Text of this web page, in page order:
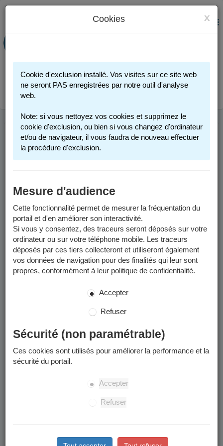
PORTAIL FAMILLE
Connexion
MENU
FACTURES ET
PAIEMENT
Factures
Depuis le 1er juin 2026, les factures sont envoyées par voie
postale par le Service de Gestion Comptable Grenoble-
Métropole et/ou déposées dans votre
Espace Finances
Publiques
Les factures que vous pouvez consulter sur le Portail Famille
sont uniquement celles émises jusqu'en mai 2026.
Paiement des factures
factures peuvent être réglées :
Pour les factures émises avant le 1er juin 2026 : en
ligne (par PAYFIP),
carte bancaire ou par prélèvement unitaire.
x
Cookies
Cookie d'exclusion installé. Vos visites sur ce site web
ne seront PAS enregistrées par notre outil d'analyse
web.
Note: si vous nettoyez vos cookies et supprimez le
cookie d'exclusion, ou bien si vous changez d'ordinateur
et/ou de navigateur, il vous faudra de nouveau effectuer
la procédure d'exclusion.
Mesure d'audience
Cette fonctionnalité permet de mesurer la fréquentation du
portail et d'en améliorer son interactivité.
Si vous y consentez, des traceurs seront déposés sur votre
ordinateur ou sur votre téléphone mobile. Les traceurs
déposés par ces tiers collecteront et utiliseront également
vos données de navigation pour des finalités qui leur sont
propres, conformément à leur politique de confidentialité.
Accepter
Refuser
Sécurité (non paramétrable)
Ces cookies sont utilisés pour améliorer la performance et la
sécurité du portail.
Accepter
Refuser